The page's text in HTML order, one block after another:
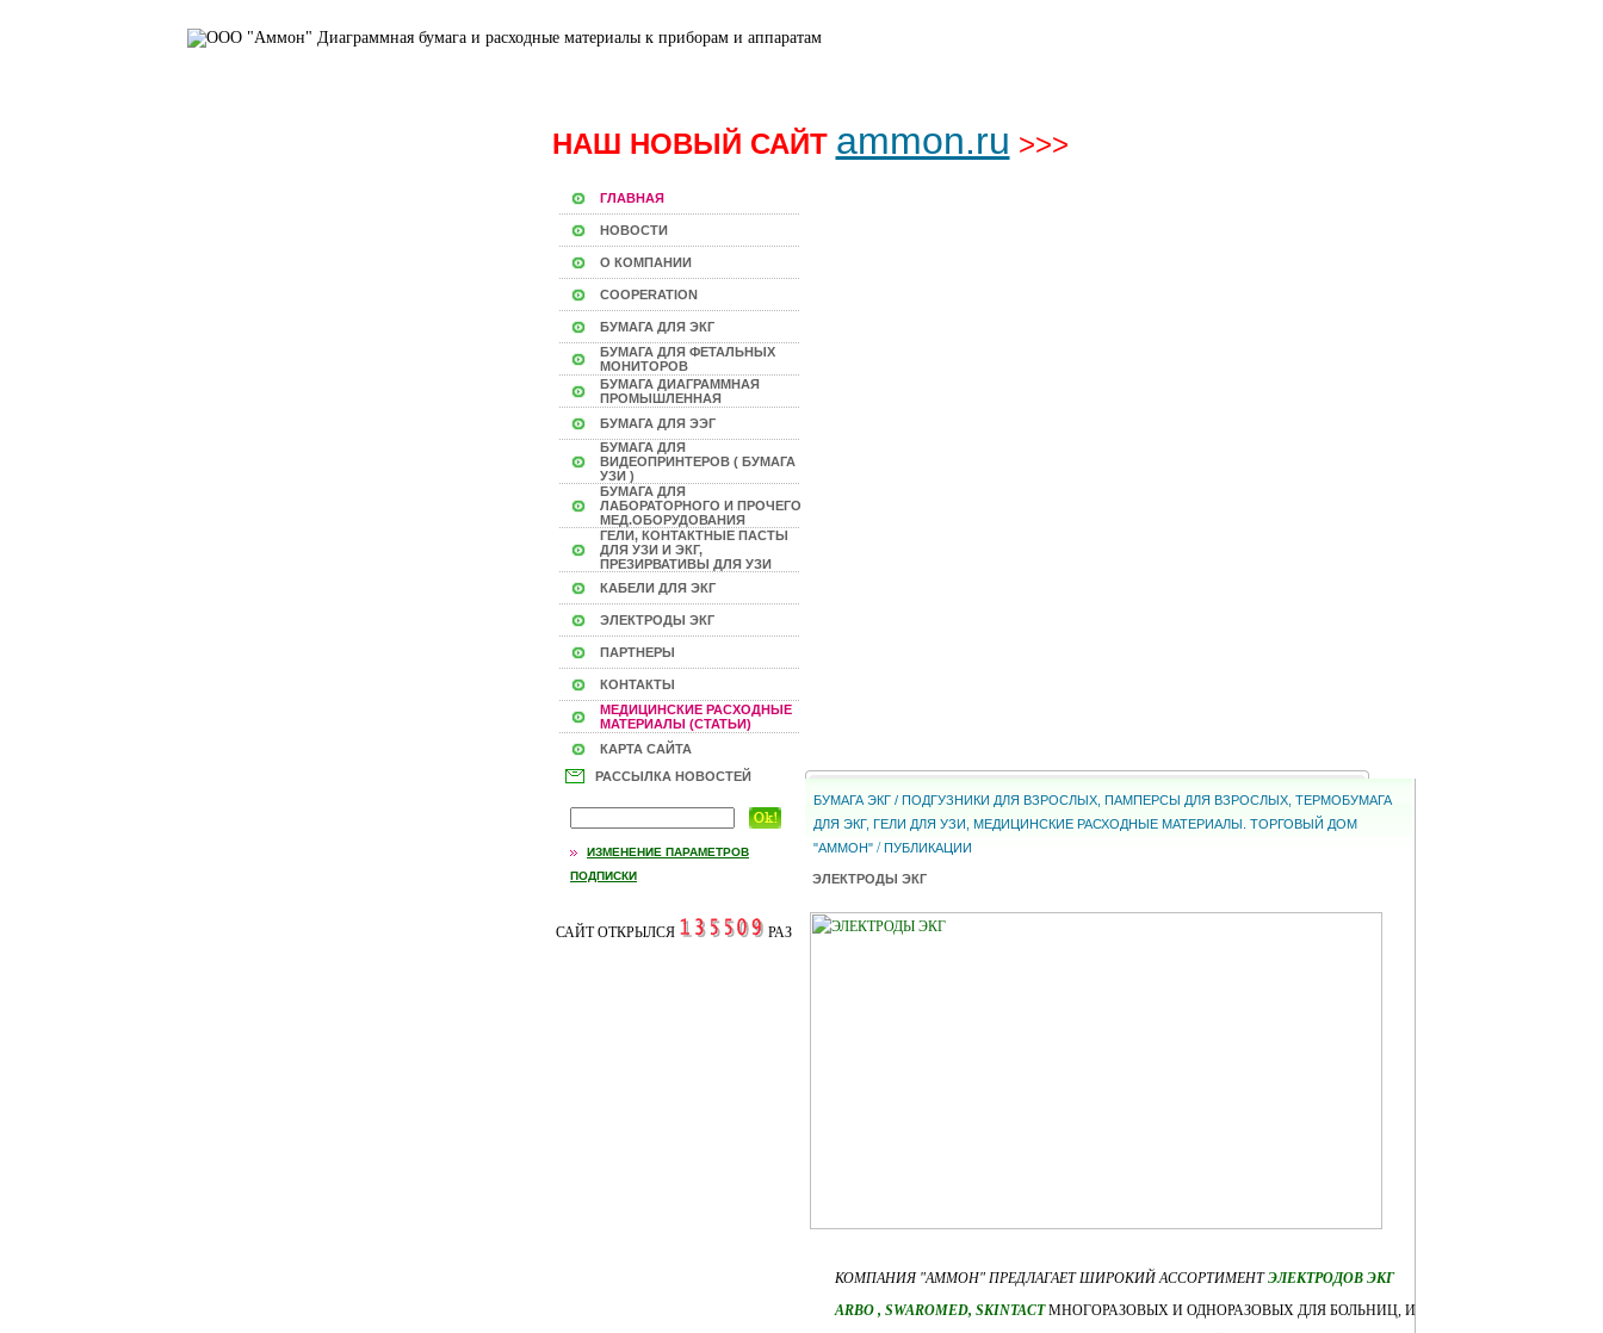
НАШ НОВЫЙ САЙТ ammon.ru >>>
ГЛАВНАЯ
НОВОСТИ
О КОМПАНИИ
COOPERATION
БУМАГА ДЛЯ ЭКГ
БУМАГА ДЛЯ ФЕТАЛЬНЫХ
МОНИТОРОВ
БУМАГА ДИАГРАММНАЯ
ПРОМЫШЛЕННАЯ
БУМАГА ДЛЯ ЭЭГ
БУМАГА ДЛЯ
ВИДЕОПРИНТЕРОВ ( БУМАГА
УЗИ )
БУМАГА ДЛЯ
ЛАБОРАТОРНОГО И ПРОЧЕГО
МЕД.ОБОРУДОВАНИЯ
ГЕЛИ, КОНТАКТНЫЕ ПАСТЫ
ДЛЯ УЗИ И ЭКГ,
ПРЕЗИРВАТИВЫ ДЛЯ УЗИ
КАБЕЛИ ДЛЯ ЭКГ
ЭЛЕКТРОДЫ ЭКГ
ПАРТНЕРЫ
КОНТАКТЫ
МЕДИЦИНСКИЕ РАСХОДНЫЕ
МАТЕРИАЛЫ (СТАТЬИ)
КАРТА САЙТА
РАССЫЛКА НОВОСТЕЙ
ИЗМЕНЕНИЕ ПАРАМЕТРОВ
ПОДПИСКИ
САЙТ ОТКРЫЛСЯ РАЗ
БУМАГА ЭКГ / ПОДГУЗНИКИ ДЛЯ ВЗРОСЛЫХ, ПАМПЕРСЫ ДЛЯ ВЗРОСЛЫХ, ТЕРМОБУМАГА
ДЛЯ ЭКГ, ГЕЛИ ДЛЯ УЗИ, МЕДИЦИНСКИЕ РАСХОДНЫЕ МАТЕРИАЛЫ. ТОРГОВЫЙ ДОМ
"АММОН" /ПУБЛИКАЦИИ
ЭЛЕКТРОДЫ ЭКГ
КОМПАНИЯ "АММОН" ПРЕДЛАГАЕТ ШИРОКИЙ АССОРТИМЕНТЭЛЕКТРОДОВ ЭКГ
ARBO , SWAROMED, SKINTACTМНОГОРАЗОВЫХ И ОДНОРАЗОВЫХ ДЛЯ БОЛЬНИЦ, И